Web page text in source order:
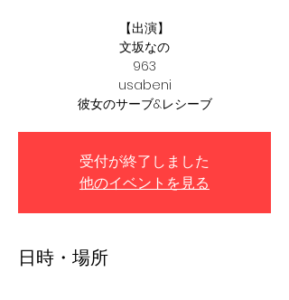
【出演】
文坂なの
963
usabeni
彼女のサーブ&レシーブ
受付が終了しました
他のイベントを見る
日時・場所